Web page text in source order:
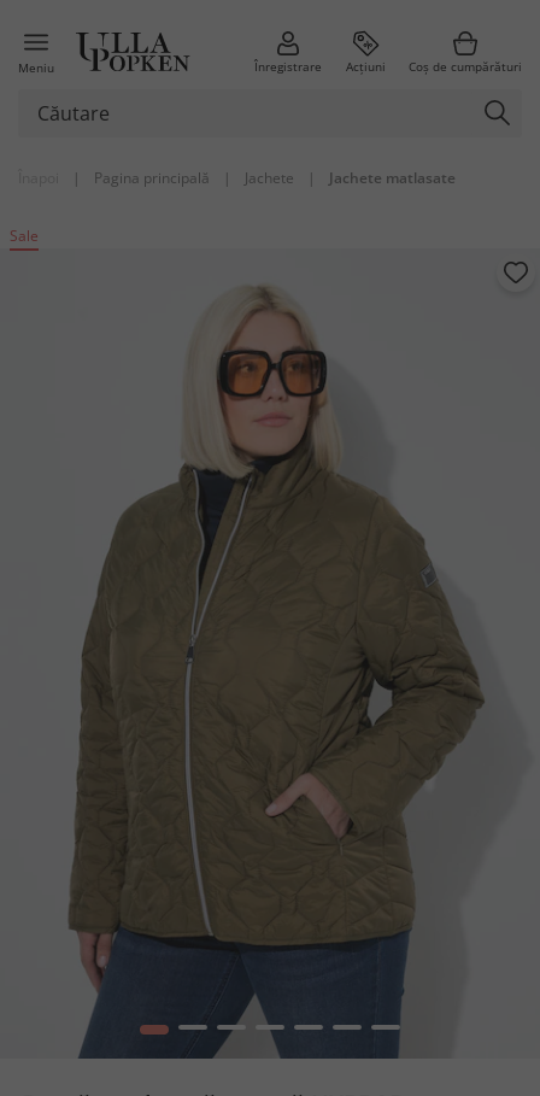
Meniu Înregistrare Acțiuni Coș de cumpărături
| Pagina principală | Jachete | Jachete matlasate
Sale
1 2 3 4 5 6 7